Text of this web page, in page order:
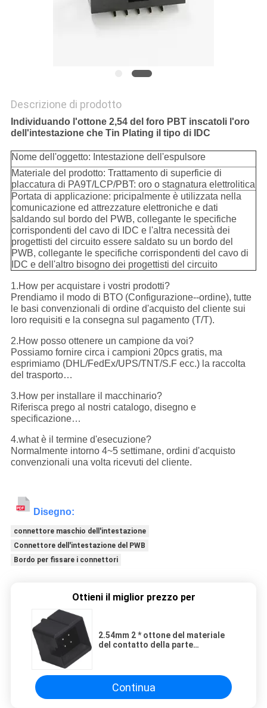
Descrizione di prodotto
Individuando l'ottone 2,54 del foro PBT inscatoli l'oro
dell'intestazione che Tin Plating il tipo di IDC
Nome dell'oggetto: Intestazione dell'espulsore
Materiale del prodotto: Trattamento di superficie di
placcatura di PA9T/LCP/PBT: oro o stagnatura elettrolitica
Portata di applicazione: pricipalmente è utilizzata nella
comunicazione ed attrezzature elettroniche e dati
saldando sul bordo del PWB, collegante le specifiche
corrispondenti del cavo di IDC e l'altra necessità dei
progettisti del circuito essere saldato su un bordo del
PWB, collegante le specifiche corrispondenti del cavo di
IDC e dell'altro bisogno dei progettisti del circuito
1.How per acquistare i vostri prodotti?
Prendiamo il modo di BTO (Configurazione--ordine), tutte
le basi convenzionali di ordine d'acquisto del cliente sui
loro requisiti e la consegna sul pagamento (T/T).
2.How posso ottenere un campione da voi?
Possiamo fornire circa i campioni 20pcs gratis, ma
esprimiamo (DHL/FedEx/UPS/TNT/S.F ecc.) la raccolta
del trasporto…
3.How per installare il macchinario?
Riferisca prego al nostri catalogo, disegno e
specificazione…
4.what è il termine d'esecuzione?
Normalmente intorno 4~5 settimane, ordini d'acquisto
convenzionali una volta ricevuti del cliente.
Disegno:
connettore maschio dell'intestazione
Connettore dell'intestazione del PWB
Bordo per fissare i connettori
Ottieni il miglior prezzo per
2.54mm 2 * ottone del materiale
del contatto della parte
2P PA9T 1000V AC/DC
Continua